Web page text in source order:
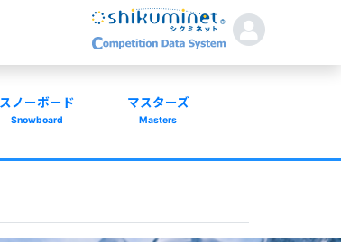
スノーボード
Snowboard
マスターズ
Masters